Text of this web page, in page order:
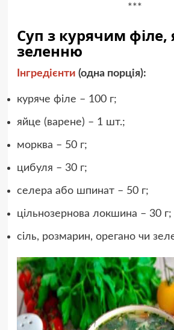
***
Суп з курячим філе,
зеленню
Інгредієнти (одна порція):
куряче філе – 100 г;
яйце (варене) – 1 шт.;
морква – 50 г;
цибуля – 30 г;
селера або шпинат – 50 г;
цільнозернова локшина – 30 г;
сіль, розмарин, орегано чи